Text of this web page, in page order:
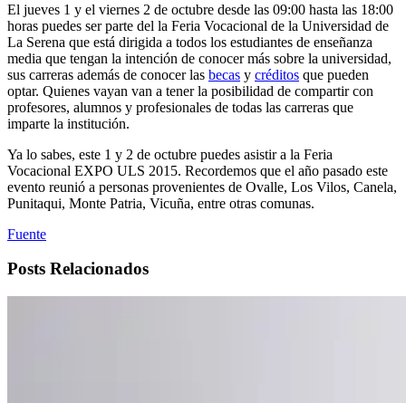
El jueves 1 y el viernes 2 de octubre desde las 09:00 hasta las 18:00
horas puedes ser parte del la Feria Vocacional de la Universidad de
La Serena que está dirigida a todos los estudiantes de enseñanza
media que tengan la intención de conocer más sobre la universidad,
sus carreras además de conocer las becas y créditos que pueden
optar. Quienes vayan van a tener la posibilidad de compartir con
profesores, alumnos y profesionales de todas las carreras que
imparte la institución.
Ya lo sabes, este 1 y 2 de octubre puedes asistir a la Feria
Vocacional EXPO ULS 2015. Recordemos que el año pasado este
evento reunió a personas provenientes de Ovalle, Los Vilos, Canela,
Punitaqui, Monte Patria, Vicuña, entre otras comunas.
Fuente
Posts Relacionados